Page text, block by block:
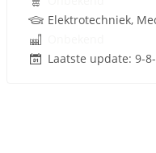
Laatste update: 9-